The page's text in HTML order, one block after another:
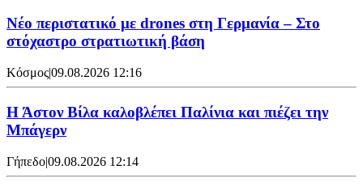
Νέο περιστατικό με drones στη Γερμανία – Στο
στόχαστρο στρατιωτική βάση
Κόσμος|09.08.2026 12:16
Η Άστον Βίλα καλοβλέπει Παλίνια και πιέζει την
Μπάγερν
Γήπεδο|09.08.2026 12:14